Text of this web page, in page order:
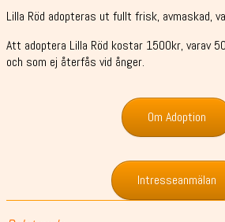
Lilla Röd adopteras ut fullt frisk, avmaskad,
Att adoptera Lilla Röd kostar 1500kr, varav
och som ej återfås vid ånger.
Om Adoption
Intresseanmälan